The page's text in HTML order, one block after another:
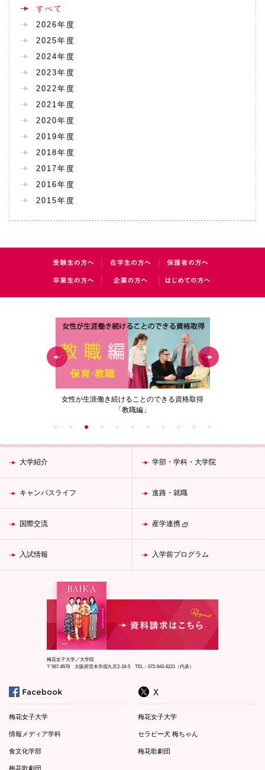
すべて
2026年度
2025年度
2024年度
2023年度
2022年度
2021年度
2020年度
2019年度
2018年度
2017年度
2016年度
2015年度
女性が生涯働き続けることのできる資格取得
「教職編」
大学紹介 学部・学科・大学院
キャンパスライフ 進路・就職
国際交流 産学連携
入試情報 入学前プログラム
梅花女子大学／大学院
〒567-8578 大阪府茨木市宿久庄2-19-5 TEL：072-643-6221（代表）
梅花女子大学
情報メディア学科
食文化学部
梅花歌劇団
梅花女子大学
セラピー犬 梅ちゃん
梅花歌劇団